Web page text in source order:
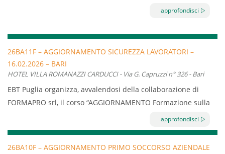
sicurezza nei luoghi di lavoro – Art.37 rischio basso” della
Il corso permette di assolvere gli obblighi di formazione
indicati dall’articolo 37 del D.Lgs. n. 81/2008 e s.m.i. a carico
di tutto il personale dipendente e dei soci lavoratori di
imprese classificate a rischio basso dall’Accordo Stato
Regioni 21 dicembre 2011
approfondisci
26BA11F – AGGIORNAMENTO SICUREZZA LAVORATORI –
16.02.2026 – BARI
HOTEL VILLA ROMANAZZI CARDUCCI - Via G. Capruzzi n° 326 - Bari
EBT Puglia organizza, avvalendosi della collaborazione di
FORMAPRO srl, il corso “AGGIORNAMENTO Formazione sulla
sicurezza nei luoghi di lavoro – Art.37 rischio basso” della
durata di 6 ore.
Il corso permette di assolvere gli obblighi di formazione
approfondisci
26BA10F – AGGIORNAMENTO PRIMO SOCCORSO AZIENDALE